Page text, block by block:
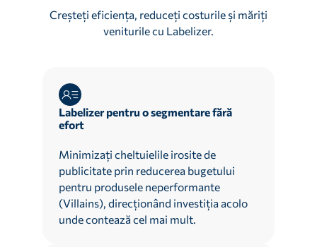
Creșteți eficiența, reduceți costurile și măriți
veniturile cu Labelizer.
Labelizer pentru o segmentare fără
efort
Minimizați cheltuielile irosite de
publicitate prin reducerea bugetului
pentru produsele neperformante
(Villains), direcționând investiția acolo
unde contează cel mai mult.